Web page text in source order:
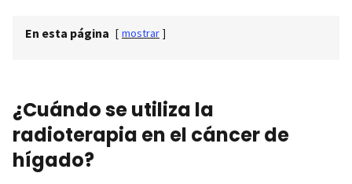
En esta página [ mostrar ]
¿Cuándo se utiliza la
radioterapia en el cáncer de
hígado?